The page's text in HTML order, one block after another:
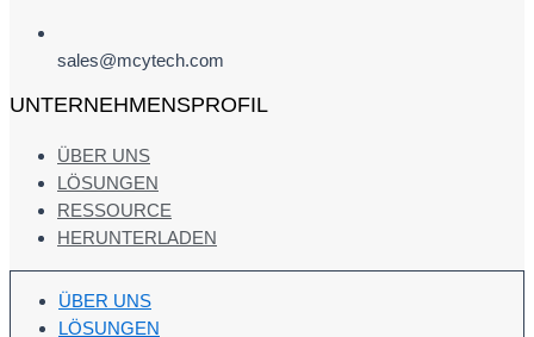
sales@mcytech.com
UNTERNEHMENSPROFIL
ÜBER UNS
LÖSUNGEN
RESSOURCE
HERUNTERLADEN
ÜBER UNS
LÖSUNGEN